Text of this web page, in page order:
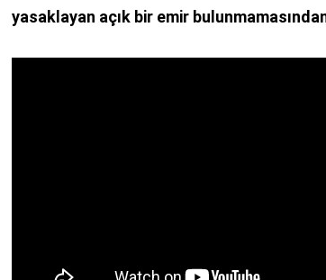
yasaklayan açık bir emir